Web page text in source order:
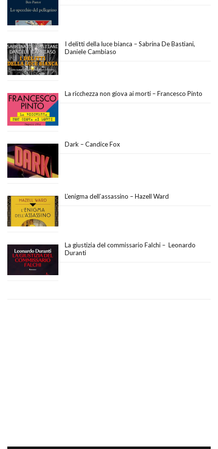
I delitti della luce bianca – Sabrina De Bastiani,
Daniele Cambiaso
La ricchezza non giova ai morti – Francesco Pinto
Dark – Candice Fox
L’enigma dell’assassino – Hazell Ward
La giustizia del commissario Falchi – Leonardo
Duranti